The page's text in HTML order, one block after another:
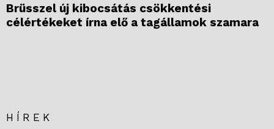
Brüsszel új kibocsátás csökkentési
célértékeket írna elő a tagállamok szamara
HÍREK